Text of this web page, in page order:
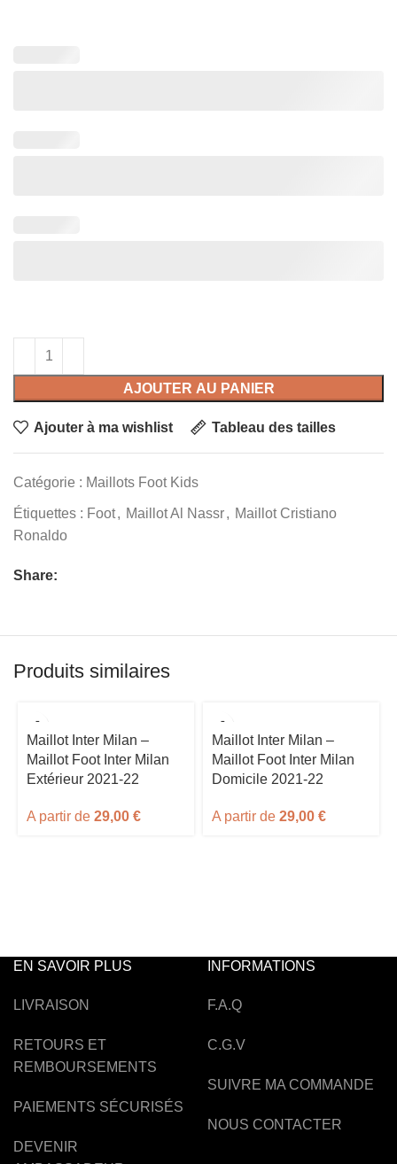
AJOUTER AU PANIER
Ajouter à ma wishlist Tableau des tailles
Catégorie : Maillots Foot Kids
Étiquettes : Foot, Maillot Al Nassr, Maillot Cristiano
Ronaldo
Share:
Produits similaires
Maillot Inter Milan –
Maillot Foot Inter Milan
Extérieur 2021-22
A partir de 29,00 €
Maillot Inter Milan –
Maillot Foot Inter Milan
Domicile 2021-22
A partir de 29,00 €
EN SAVOIR PLUS
LIVRAISON
RETOURS ET
REMBOURSEMENTS
PAIEMENTS SÉCURISÉS
DEVENIR
INFORMATIONS
F.A.Q
C.G.V
SUIVRE MA COMMANDE
NOUS CONTACTER